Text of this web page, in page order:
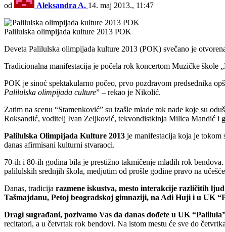
od Aleksandra A. 14. maj 2013., 11:47
Palilulska olimpijada kulture 2013 POK
Deveta Palilulska olimpijada kulture 2013 (POK) svečano je
Tradicionalna manifestacija je počela rok koncertom Muzičke škole
POK je sinoć spektakularno počeo, prvo pozdravom predsednika
Palilulska olimpijada culture” – rekao je Nikolić.
Zatim na scenu “Stamenković” su izašle mlade rok nade koje su
Roksandić, voditelj Ivan Zeljković, tekvondistkinja Milica Mandić i
Palilulska Olimpijada Kulture 2013 je manifestacija koja je tokom
danas afirmisani kulturni stvaraoci.
70-ih i 80-ih godina bila je prestižno takmičenje mladih rok
palilulskih srednjih škola, medjutim od prošle godine pravo na
Danas, tradicija razmene iskustva, mesto interakcije različitih
Tašmajdanu, Petoj beogradskoj gimnaziji, na Adi Huji i u UK
Dragi sugrađani, pozivamo Vas da danas dođete u UK
recitatori, a u četvrtak rok bendovi. Na istom mestu će sve do